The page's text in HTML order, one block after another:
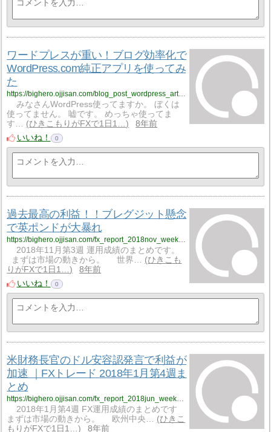
ワードプレスが重い！ブログ効率化で
WordPress.com純正アプリを使ってみ
た
https://bighero.ojjisan.com/blog_post_wordpress_article_create/
みなさんWordPress使ってますか。 ぼくは
使ってません。 嘘です。 めっちゃ使ってま
す…
ひきこもりがFXで1日1…
8年前
いいね！
0
過去最高の利益！！ブレグジット懸念
で英ポンドが大暴れ
https://bighero.ojjisan.com/fx_report_2018nov_week2nd/
2018年11月第3週 運用成績のまとめです。
まずは市場の動きから。 世界…
ひきこも
りがFXで1日1…
8年前
いいね！
0
米財務長官のドル安容認発言で利益が
加速 ｜FXトレード 2018年1月第4週ま
とめ
https://bighero.ojjisan.com/fx_report_2018jun_week4th/
2018年1月第4週 FX運用成績のまとめです
まずは市場の動きから。 欧州中央…
ひきこ
もりがFXで1日1…
8年前